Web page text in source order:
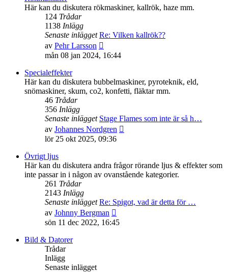
inlägget
Här kan du diskutera rökmaskiner, kallrök, haze mm.
124 Trådar
1138 Inlägg
Senaste inlägget Re: Vilken kallrök??
av Pehr Larsson
till
inlägget
mån 08 jan 2024, 16:44
Specialeffekter
Här kan du diskutera bubbelmaskiner, pyroteknik, eld,
snömaskiner, skum, co2, konfetti, fläktar mm.
46 Trådar
356 Inlägg
Senaste inlägget Stage Flames som inte är så h…
av Johannes Nordgren
inlägget
lör 25 okt 2025, 09:36
Övrigt ljus
Här kan du diskutera andra frågor rörande ljus & effekter som
inte passar in i någon av ovanstående kategorier.
261 Trådar
2143 Inlägg
Senaste inlägget Re: Spigot, vad är detta för …
av Johnny Bergman
till
sön 11 dec 2022, 16:45
Bild & Datorer
Trådar
Inlägg
Senaste inlägget